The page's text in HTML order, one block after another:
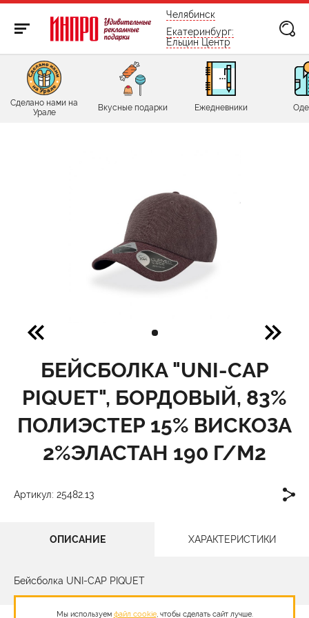
бесплатно по России
Челябинск
Екатеринбург:
Ельцин Центр
Сделано нами на
Урале
Вкусные подарки Ежедневники
БЕЙСБОЛКА "UNI-CAP
PIQUET", БОРДОВЫЙ, 83%
ПОЛИЭСТЕР 15% ВИСКОЗА
2%ЭЛАСТАН 190 Г/М2
Артикул: 25482.13
ОПИСАНИЕ ХАРАКТЕРИСТИКИ
Бейсболка UNI-CAP PIQUET
Мы используем файл cookie, чтобы сделать сайт лучше.